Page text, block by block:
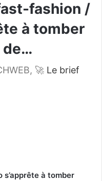
fashion /
à tomber
de…
🚀 Le brief
s’apprête à tomber